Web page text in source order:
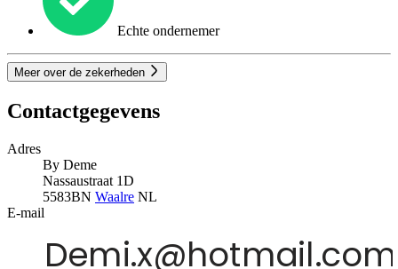
Echte ondernemer
Meer over de zekerheden
Contactgegevens
Adres
By Deme
Nassaustraat 1D
5583BN Waalre NL
E-mail